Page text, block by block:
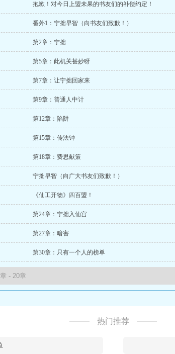
抱歉！对今日上盟未果的书友们的补偿约定！
番外1：宁拙早智（向书友们致歉！）
第2章：宁拙
第5章：此机关甚妙呀
第7章：让宁拙回家来
第9章：普通人中计
第12章：陷阱
第15章：传法钟
第18章：费思献策
宁拙早智（向广大书友们致歉！）
《仙工开物》四百盟！
第24章：宁拙入仙宫
第27章：暗害
第30章：只有一个人的榜单
热门推荐